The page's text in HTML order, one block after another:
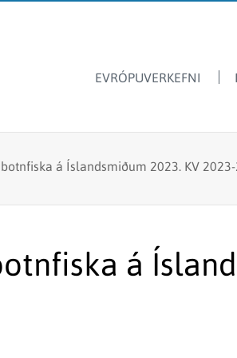
EVRÓPUVERKEFNI
Dýrasvif
Fiskmerkingar
Framandi sjávarlífverur
Ársskýrslur
Fréttir & tilkynningar
Lax- og silungsveiðin -
Hafrannsóknastofnun
á Íslandsmiðum 2023. KV 2023-
á